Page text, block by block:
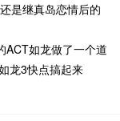
是继真岛恋情后的
ACT如龙做了一个道
龙3快点搞起来